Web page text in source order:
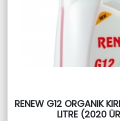
RENEW G12 ORGANIK
LITRE (2020